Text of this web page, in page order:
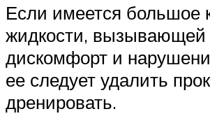
Если имеется большое
жидкости, вызывающей
дискомфорт и
ее следует удалить
дренировать.